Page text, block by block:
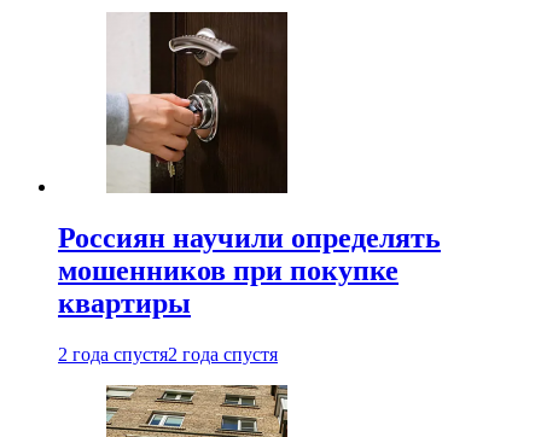
Россиян научили определять
мошенников при покупке
квартиры
2 года спустя2 года спустя